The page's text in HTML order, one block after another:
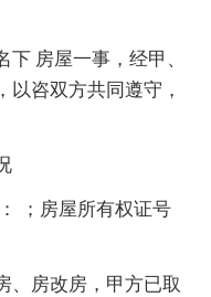
房屋一事，经甲、
以咨双方共同遵守，
；房屋所有权证号
、房改房，甲方已取